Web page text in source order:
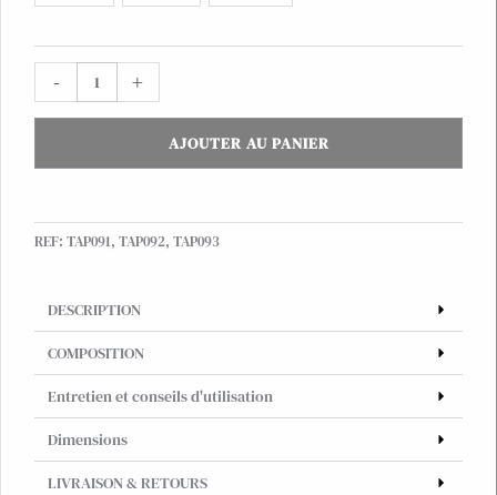
-
coton
jute
damiers
+
AJOUTER AU PANIER
REF: TAP091, TAP092, TAP093
DESCRIPTION
COMPOSITION
Entretien et conseils d'utilisation
Dimensions
LIVRAISON & RETOURS